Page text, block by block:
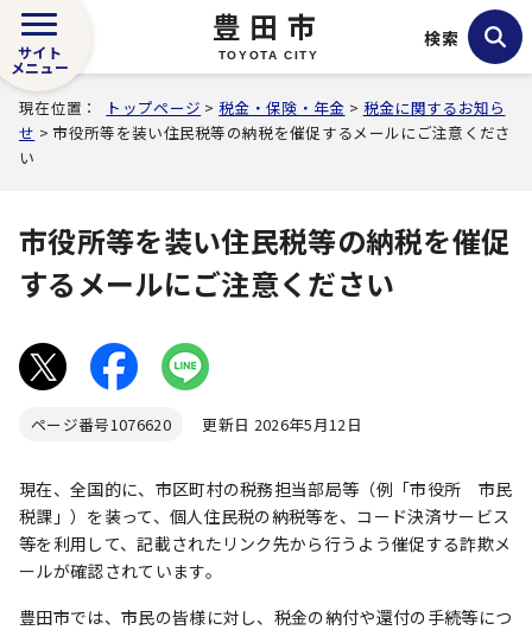
豊田市
TOYOTA CITY
サイト
メニュー
検索
現在位置： トップページ >税金・保険・年金 > 税金に関するお知ら
せ > 市役所等を装い住民税等の納税を催促するメールにご注意くださ
い
市役所等を装い住民税等の納税を催促
するメールにご注意ください
ページ番号1076620 更新日 2026年5月12日
現在、全国的に、市区町村の税務担当部局等（例「市役所 市民
税課」）を装って、個人住民税の納税等を、コード決済サービス
等を利用して、記載されたリンク先から行うよう催促する詐欺メ
ールが確認されています。
豊田市では、市民の皆様に対し、税金の納付や還付の手続等につ